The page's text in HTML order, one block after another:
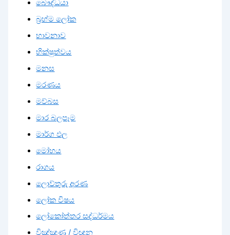
බෞද්ධයා
බ්‍රහ්ම ලෝක
භාවනාව
භික්ෂුත්වය
මනස
මරණය
මව්බස
මාර බලපෑම
මාර්ග ඵල
මෝහය
රාගය
ලොව්තුරු අරණ
ලෝක විෂය
ලෝකෝත්තර සද්ධර්මය
විඤ්ඤාණ / විඥාන